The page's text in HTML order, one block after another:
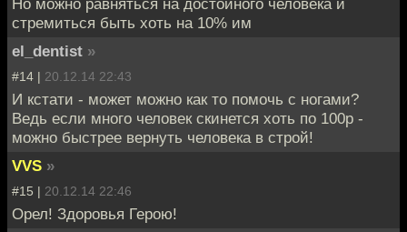
стремиться быть хоть на 10% им
el_dentist »
#14 | 20.12.14 22:43
И кстати - может можно как то помочь с ногами?
Ведь если много человек скинется хоть по 100р -
можно быстрее вернуть человека в строй!
VVS »
#15 | 20.12.14 22:46
Орел! Здоровья Герою!